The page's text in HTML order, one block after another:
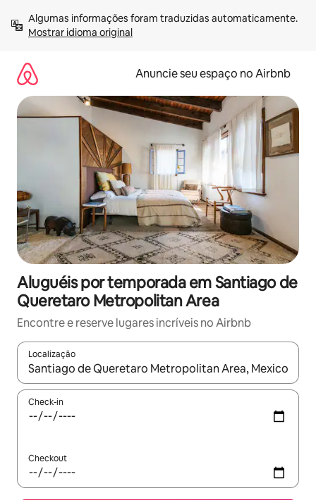
para
Mostrar idioma original
Anuncie seu espaço no Airbnb
Aluguéis por temporada em Santiago de
Queretaro Metropolitan Area
Encontre e reserve lugares incríveis no Airbnb
Localização
Quando os resultados estiverem disponíveis, explore-os
Check-in
Checkout